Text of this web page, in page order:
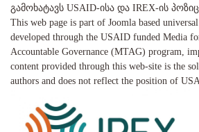
გამოხატავს USAID-ისა და IREX-ის
This web page is part of Joomla based
developed through the USAID funded Media
Accountable Governance (MTAG) program,
content provided through this web-site is the
authors and does not reflect the position of